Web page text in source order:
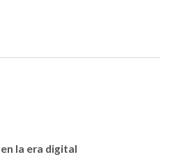
la era digital